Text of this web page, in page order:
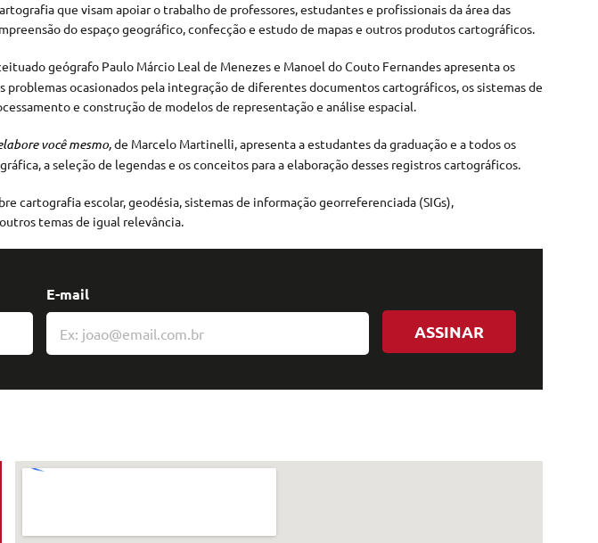
que visam apoiar o trabalho de professores, estudantes e profissionais da área das
do espaço geográfico, confecção e estudo de mapas e outros produtos cartográficos.
geógrafo Paulo Márcio Leal de Menezes e Manoel do Couto Fernandes apresenta os
problemas ocasionados pela integração de diferentes documentos cartográficos, os sistemas de
e construção de modelos de representação e análise espacial.
você mesmo,de Marcelo Martinelli, apresenta a estudantes da graduação e a todos os
a seleção de legendas e os conceitos para a elaboração desses registros cartográficos.
cartografia escolar, geodésia, sistemas de informação georreferenciada (SIGs),
temas de igual relevância.
E-mail
ASSINAR